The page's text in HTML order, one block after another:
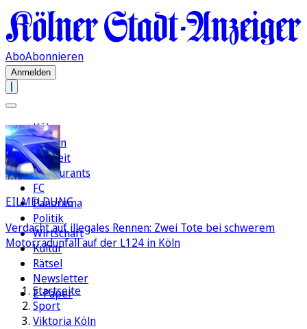
AboAbonnieren
Anmelden
Köln
Region
Freizeit
Restaurants
FC
Panorama
Politik
Wirtschaft
Kultur
Rätsel
Newsletter
E-Paper
EILMELDUNG
Verdacht auf illegales Rennen: Zwei Tote bei schwerem
Motorradunfall auf der L124 in Köln
Startseite
Sport
Viktoria Köln